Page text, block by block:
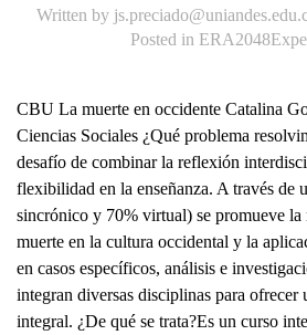
Written by
Posted in
CBU La muerte en occidente Catalina
Ciencias Sociales ¿Qué problema
desafío de combinar la reflexión
flexibilidad en la enseñanza. A través de
sincrónico y 70% virtual) se promueve
muerte en la cultura occidental y la
en casos específicos, análisis e
integran diversas disciplinas para ofrecer
integral. ¿De qué se trata?Es un curso